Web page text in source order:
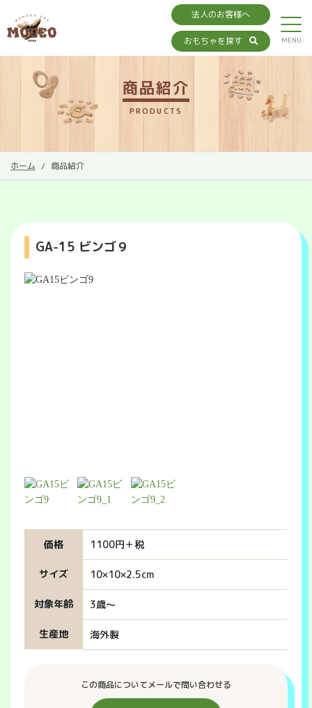
法人のお客様へ
おもちゃを探す
商品紹介
PRODUCTS
ホーム 商品紹介
GA-15 ビンゴ９
価格 1100円＋税
サイズ 10×10×2.5cm
対象年齢 3歳～
生産地 海外製
この商品についてメールで問い合わせる